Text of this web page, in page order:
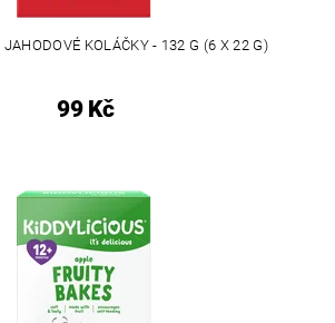
JAHODOVÉ KOLÁČKY - 132 G (6 X 22 G)
99 Kč